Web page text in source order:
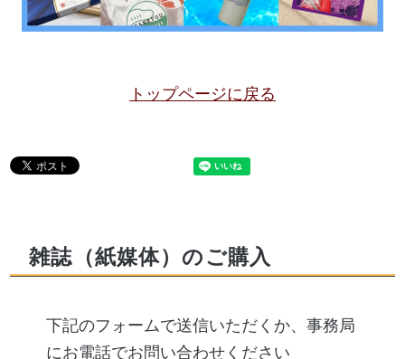
トップページに戻る
雑誌（紙媒体）のご購入
下記のフォームで送信いただくか、事務局
にお電話でお問い合わせください